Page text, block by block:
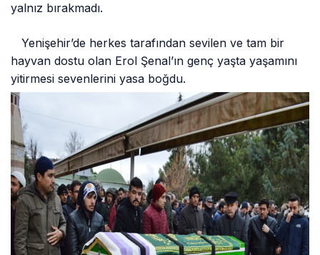
yalnız bırakmadı.
Yenişehir’de herkes tarafından sevilen ve tam bir
hayvan dostu olan Erol Şenal’ın genç yaşta yaşamını
yitirmesi sevenlerini yasa boğdu.